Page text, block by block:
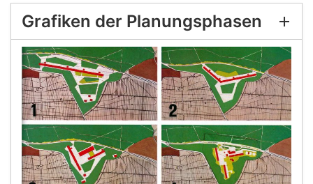
Grafiken der Planungsphasen